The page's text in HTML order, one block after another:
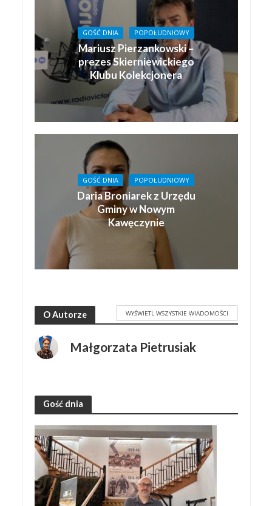
GOŚĆ DNIA POPOŁUDNIOWY
Mariusz Pierzankowski –
prezes Skierniewickiego
Klubu Kolekcjonera
GOŚĆ DNIA POPOŁUDNIOWY
Daria Broniarek z Urzędu
Gminy w Nowym
Kawęczynie
O Autorze WYŚWIETL WSZYSTKIE WIADOMOŚCI
Małgorzata Pietrusiak
Gość dnia